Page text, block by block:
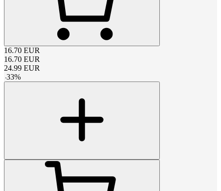
16.70 EUR
16.70 EUR
24.99 EUR
-33%